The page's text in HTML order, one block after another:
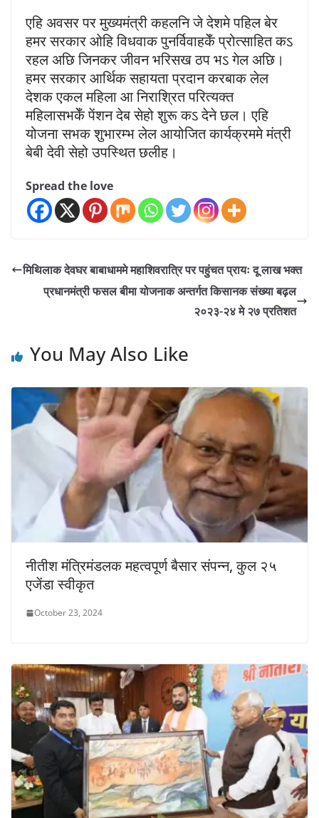
एहि अवसर पर मुख्यमंत्री कहलनि जे देशमे पहिल बेर
हमर सरकार ओहि विधवाक पुनर्विवाहकेँ प्रोत्साहित कऽ
रहल अछि जिनकर जीवन भरिसख ठप भऽ गेल अछि।
हमर सरकार आर्थिक सहायता प्रदान करबाक लेल
देशक एकल महिला आ निराश्रित परित्यक्त
महिलासभकेँ पेंशन देब सेहो शुरू कऽ देने छल। एहि
योजना सभक शुभारम्भ लेल आयोजित कार्यक्रममे मंत्री
बेबी देवी सेहो उपस्थित छलीह।
Spread the love
मिथिलाक देवघर बाबाधाममे महाशिवरात्रि पर पहुंचत प्रायः दू लाख भक्त
प्रधानमंत्री फसल बीमा योजनाक अन्तर्गत किसानक संख्या बढ़ल
२०२३-२४ मे २७ प्रतिशत
You May Also Like
नीतीश मंत्रिमंडलक महत्वपूर्ण बैसार संपन्न, कुल २५
एजेंडा स्वीकृत
October 23, 2024